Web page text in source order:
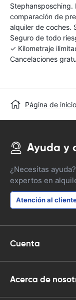
Stephansposching.
comparación de
alquiler de coches.
Seguro de todo
✓ Kilometraje
Cancelaciones
Página de inicio
Ayuda y
¿Necesitas
expertos en
Atención al
Cuenta
Acerca de